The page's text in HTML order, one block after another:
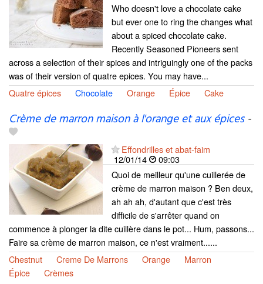
Who doesn't love a chocolate cake
but ever one to ring the changes what
about a spiced chocolate cake.
Recently Seasoned Pioneers sent
across a selection of their spices and intriguingly one of the packs
was of their version of quatre epices. You may have...
Quatre épices
Chocolate Orange Épice Cake
Crème de marron maison à l'orange et aux épices-
Effondrilles et abat-faim
12/01/14
09:03
Quoi de meilleur qu'une cuillerée de
crème de marron maison ? Ben deux,
ah ah ah, d'autant que c'est très
difficile de s'arrêter quand on
commence à plonger la dite cuillère dans le pot... Hum, passons...
Faire sa crème de marron maison, ce n'est vraiment......
Chestnut
Creme De Marrons Orange
Marron
Épice
Crèmes